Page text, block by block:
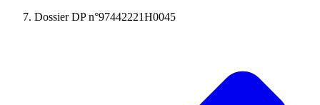
Dossier DP n°97442221H0045